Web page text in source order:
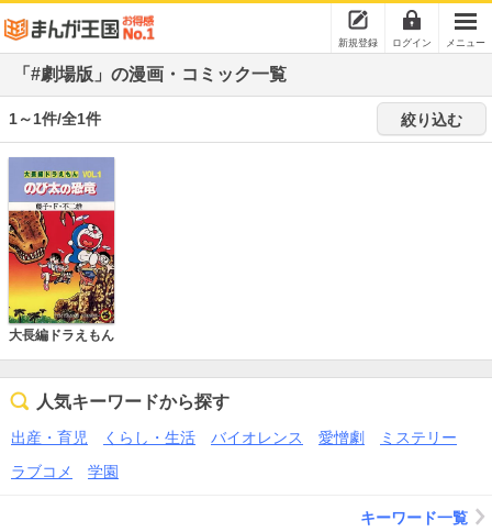
新規登録 ログイン メニュー
「#劇場版」の漫画・コミック一覧
1～1件/全1件 絞り込む
大長編ドラえもん
人気キーワードから探す
出産・育児 くらし・生活 バイオレンス 愛憎劇
ミステリー
ラブコメ
学園
キーワード一覧